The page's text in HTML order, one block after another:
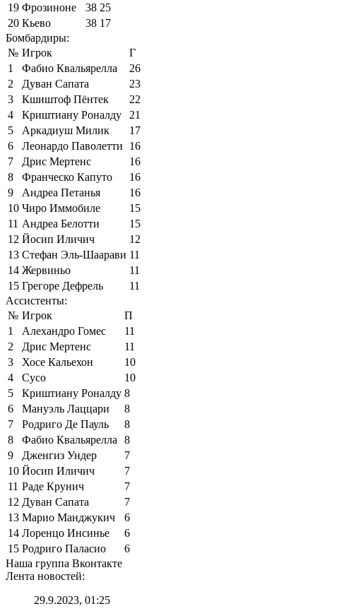
19 Фрозиноне 38 25
20 Кьево 38 17
Бомбардиры:
№ Игрок
Г
1
Фабио Квальярелла
26
2
Дуван Сапата
23
3
Кшиштоф Пёнтек
22
4
Криштиану Роналду
21
5
Аркадиуш Милик
17
6
Леонардо Паволетти
16
7
Дрис Мертенс
16
8
Франческо Капуто
16
9
Андреа Петанья
16
10 Чиро Иммобиле
15
11 Андреа Белотти
15
12 Йосип Иличич
12
13 Стефан Эль-Шаарави 11
14 Жервиньо
11
15 Грегоре Дефрель
11
Ассистенты:
№ Игрок
П
1
Алехандро Гомес
11
2
Дрис Мертенс
11
3
Хосе Кальехон
10
4
Сусо
10
5
Криштиану Роналду 8
6
Мануэль Лаццари
8
7
Родриго Де Пауль
8
8
Фабио Квальярелла
8
9
Дженгиз Ундер
7
10 Йосип Иличич
7
11 Раде Крунич
7
12 Дуван Сапата
7
13 Марио Манджукич
6
14 Лоренцо Инсинье
6
15 Родриго Паласио
6
Наша группа Вконтакте
Лента новостей:
29.9.2023, 01:25